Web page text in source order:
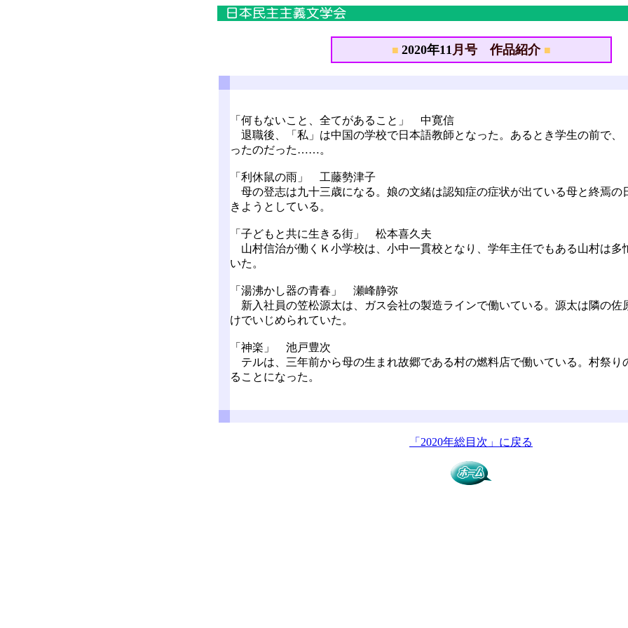
■ 2020年11月号 作品紹介 ■
「何もないこと、全てがあること」 中寛信
退職後、「私」は中国の学校で日本語教師となった。あるとき学生の前で、
ったのだった……。
「利休鼠の雨」 工藤勢津子
母の登志は九十三歳になる。娘の文緒は認知症の症状が出ている母と終焉の
きようとしている。
「子どもと共に生きる街」 松本喜久夫
山村信治が働くＫ小学校は、小中一貫校となり、学年主任でもある山村は多
いた。
「湯沸かし器の青春」 瀬峰静弥
新入社員の笠松源太は、ガス会社の製造ラインで働いている。源太は隣の佐
けでいじめられていた。
「神楽」 池戸豊次
テルは、三年前から母の生まれ故郷である村の燃料店で働いている。村祭り
ることになった。
「2020年総目次」に戻る